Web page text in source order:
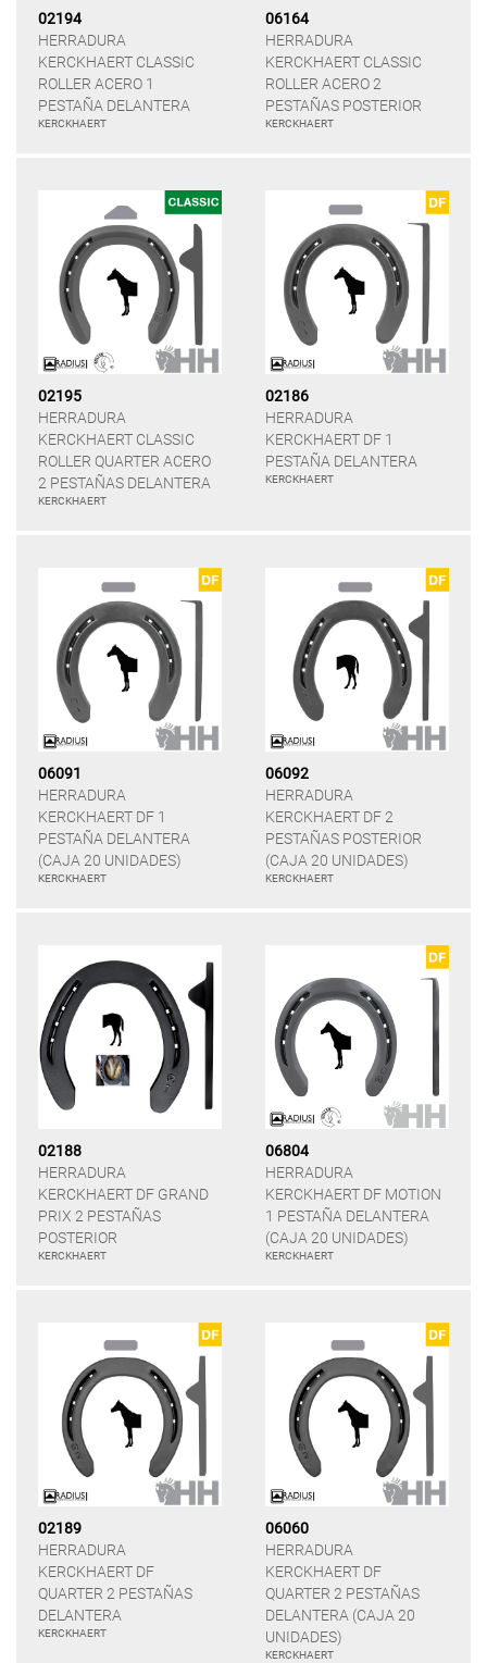
02194
HERRADURA
KERCKHAERT CLASSIC
ROLLER ACERO 1
PESTAÑA DELANTERA
KERCKHAERT
06164
HERRADURA
KERCKHAERT CLASSIC
ROLLER ACERO 2
PESTAÑAS POSTERIOR
KERCKHAERT
02195
HERRADURA
KERCKHAERT CLASSIC
ROLLER QUARTER ACERO
2 PESTAÑAS DELANTERA
KERCKHAERT
02186
HERRADURA
KERCKHAERT DF 1
PESTAÑA DELANTERA
KERCKHAERT
06091
HERRADURA
KERCKHAERT DF 1
PESTAÑA DELANTERA
(CAJA 20 UNIDADES)
KERCKHAERT
06092
HERRADURA
KERCKHAERT DF 2
PESTAÑAS POSTERIOR
(CAJA 20 UNIDADES)
KERCKHAERT
02188
HERRADURA
KERCKHAERT DF GRAND
PRIX 2 PESTAÑAS
POSTERIOR
KERCKHAERT
06804
HERRADURA
KERCKHAERT DF MOTION
1 PESTAÑA DELANTERA
(CAJA 20 UNIDADES)
KERCKHAERT
02189
HERRADURA
KERCKHAERT DF
QUARTER 2 PESTAÑAS
DELANTERA
KERCKHAERT
06060
HERRADURA
KERCKHAERT DF
QUARTER 2 PESTAÑAS
DELANTERA (CAJA 20
UNIDADES)
KERCKHAERT